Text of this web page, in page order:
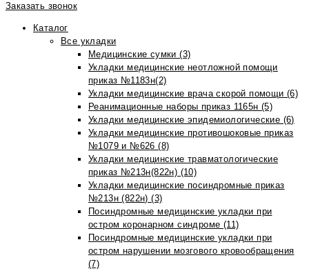
Заказать звонок
Каталог
Все укладки
Медицинские сумки (3)
Укладки медицинские неотложной помощи
приказ №1183н(2)
Укладки медицинские врача скорой помощи (6)
Реанимационные наборы приказ 1165н (5)
Укладки медицинские эпидемиологические (6)
Укладки медицинские противошоковые приказ
№1079 и №626 (8)
Укладки медицинские травматологические
приказ №213н(822н) (10)
Укладки медицинские посиндромные приказ
№213н (822н) (3)
Посиндромные медицинские укладки при
остром коронарном синдроме (11)
Посиндромные медицинские укладки при
остром нарушении мозгового кровообращения
(7)